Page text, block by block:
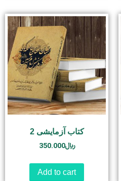
کتاب آزمایشی 2
﷼350.000
Add to cart